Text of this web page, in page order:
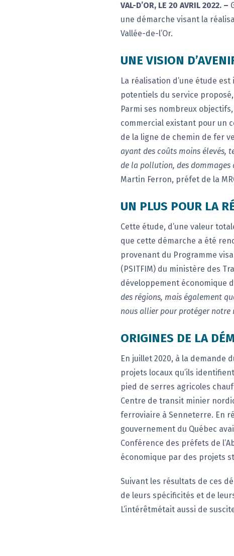
VAL-D’OR, LE 20 AVRIL 2022. –
une démarche visant la
Vallée-de-l’Or.
UNE VISION
La réalisation d’une étude
potentiels du service
Parmi ses nombreux
commercial existant pour un
de la ligne de chemin de fer
ayant des coûts moins élevés,
de la pollution, des dommages
Martin Ferron, préfet de la
UN PLUS POUR LA
Cette étude, d’une valeur
que cette démarche a été
provenant du Programme
(PSITFIM) du ministère des
développement économique
des régions, mais également
nous allier pour protéger notre
ORIGINES DE LA
En juillet 2020, à la demande
projets locaux qu’ils
pied de serres agricoles
Centre de transit minier
ferroviaire à Senneterre. En
gouvernement du Québec
Conférence des préfets de
économique par des projets
Suivant les résultats de ces
de leurs spécificités et de
L’intérêtmétait aussi de